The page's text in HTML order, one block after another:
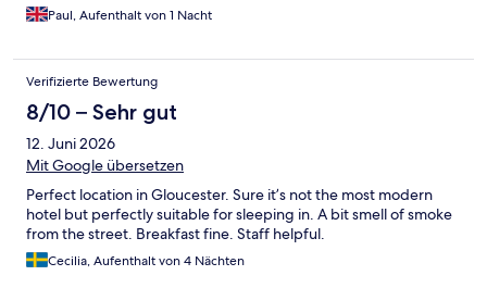
Paul, Aufenthalt von 1 Nacht
Verifizierte Bewertung
8/10 – Sehr gut
12. Juni 2026
Mit Google übersetzen
Perfect location in Gloucester. Sure it’s not the most modern
hotel but perfectly suitable for sleeping in. A bit smell of smoke
from the street. Breakfast fine. Staff helpful.
Cecilia, Aufenthalt von 4 Nächten